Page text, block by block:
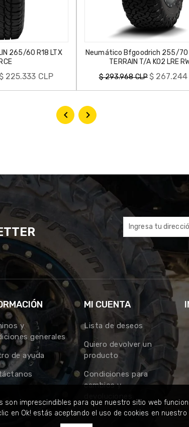
60 R18 LTX
CLP
Neumático Bfgoodrich 255/70 R16
TERRAIN T/A KO2 LRE RWL
$ 293.968 CLP$ 267.244 CLP
y
generales
de ayuda
MI CUENTA
Lista de deseos
Quiero devolver un
producto
Condiciones para
cambios y
imprescindibles para que nuestro sitio web
en Ok! estás aceptando el uso de cookies en nuestro